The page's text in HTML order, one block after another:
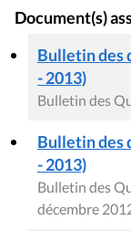
Document(s)
Bulletin des
- 2013)
Bulletin des
Bulletin des
- 2013)
Bulletin des
décembre